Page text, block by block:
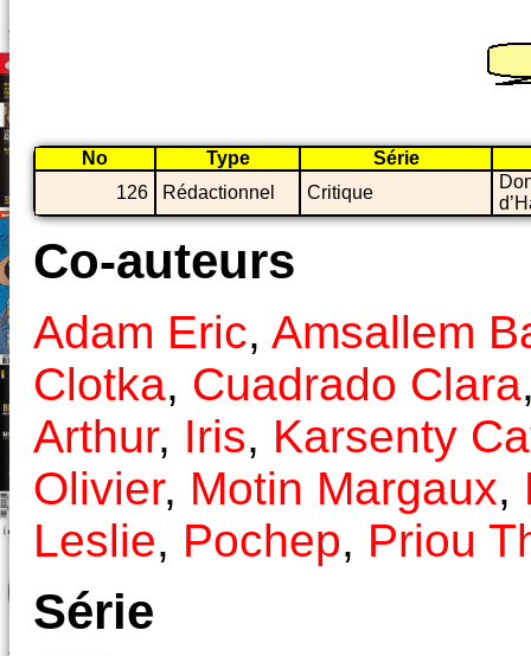
No Type
Série
126
Rédactionnel Critique
Co-auteurs
Adam Eric, Amsallem
Clotka, Cuadrado Clara
Arthur, Iris, Karsenty
Olivier, Motin Margaux,
Leslie, Pochep, Priou
Série